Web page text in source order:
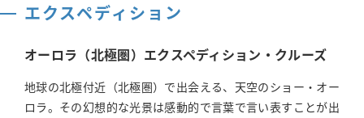
エクスペディション
オーロラ（北極圏）エクスペディション・クルーズ
地球の北極付近（北極圏）で出会える、天空のショー・オー
ロラ。その幻想的な光景は感動的で言葉で言い表すことが出